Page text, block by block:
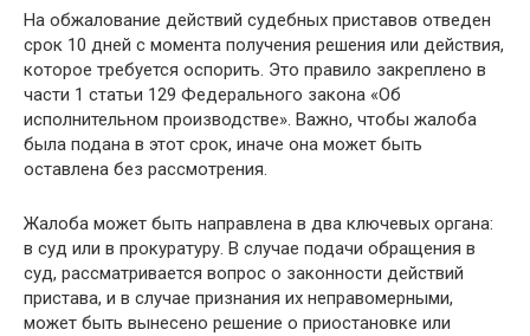
На обжалование действий судебных приставов отведен
срок 10 дней с момента получения решения или действия,
которое требуется оспорить. Это правило закреплено в
части 1 статьи 129 Федерального закона «Об
исполнительном производстве». Важно, чтобы жалоба
была подана в этот срок, иначе она может быть
оставлена без рассмотрения.
Жалоба может быть направлена в два ключевых органа:
в суд или в прокуратуру. В случае подачи обращения в
суд, рассматривается вопрос о законности действий
пристава, и в случае признания их неправомерными,
может быть вынесено решение о приостановке или